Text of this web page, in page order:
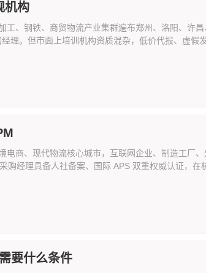
机构
工、钢铁、商贸物流产业集群遍布郑州、洛阳、许
理。但市面上培训机构资质混杂，低价代报、虚假
电商、现代物流核心城市，互联网企业、制造工厂
购经理具备人社备案、国际 APS 双重权威认证，
要什么条件